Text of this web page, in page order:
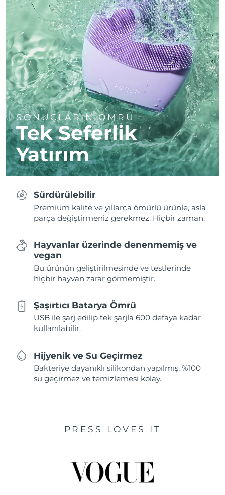
SONUÇLARIN ÖMRÜ
Tek Seferlik
Yatırım
Sürdürülebilir
Premium kalite ve yıllarca ömürlü ürünle, asla
parça değiştirmeniz gerekmez. Hiçbir zaman.
Hayvanlar üzerinde denenmemiş ve
vegan
Bu ürünün geliştirilmesinde ve testlerinde
hiçbir hayvan zarar görmemiştir.
Şaşırtıcı Batarya Ömrü
USB ile şarj edilip tek şarjla 600 defaya kadar
kullanılabilir.
Hijyenik ve Su Geçirmez
Bakteriye dayanıklı silikondan yapılmış, %100
su geçirmez ve temizlemesi kolay.
PRESS LOVES IT